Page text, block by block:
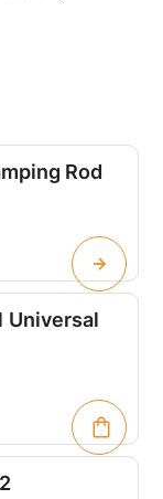
Rod
Universal